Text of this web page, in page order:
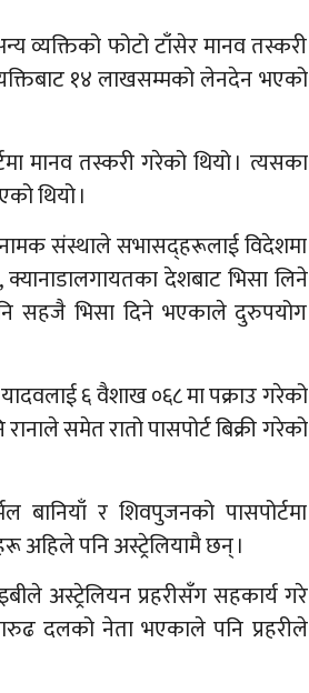
व्यक्तिको फोटो टाँसेर मानव तस्करी
१४ लाखसम्मको लेनदेन भएको
मानव तस्करी गरेको थियो । त्यसका
थियो ।
नामक संस्थाले सभासद्हरूलाई विदेशमा
क्यानाडालगायतका देशबाट भिसा लिने
सहजै भिसा दिने भएकाले दुरुपयोग
६ वैशाख ०६८ मा पक्राउ गरेको
समेत रातो पासपोर्ट बिक्री गरेको
बानियाँ र शिवपुजनको पासपोर्टमा
अहिले पनि अस्ट्रेलियामै छन् ।
अस्ट्रेलियन प्रहरीसँग सहकार्य गरे
दलको नेता भएकाले पनि प्रहरीले